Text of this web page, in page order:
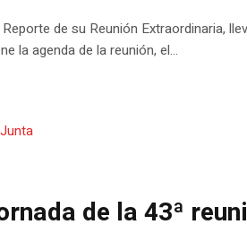
de su Reunión Extraordinaria,
la agenda de la reunión, el...
de la 43ª